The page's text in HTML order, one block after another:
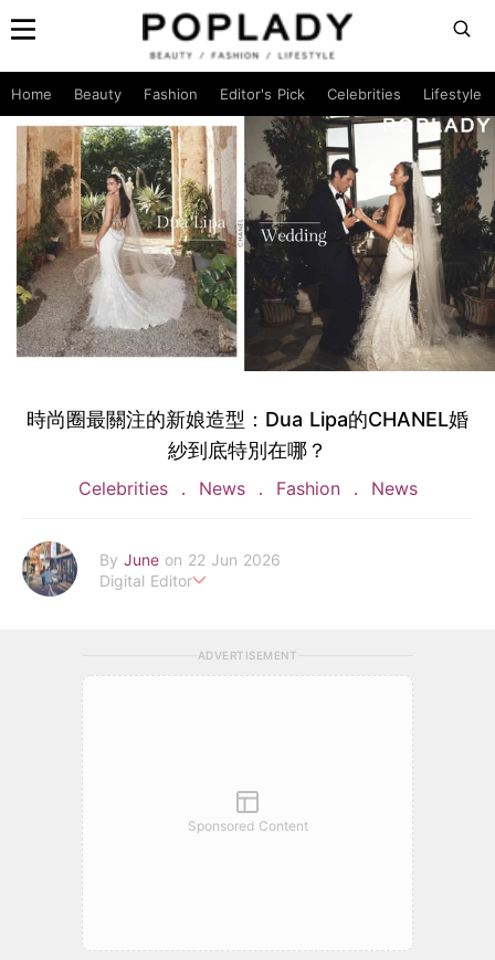
Home Beauty Fashion Editor's Pick Celebrities Lifestyle
時尚圈最關注的新娘造型：Dua Lipa的CHANEL婚
紗到底特別在哪？
Celebrities News Fashion News
By June on 22 Jun 2026
Digital Editor
june.huang@poplady-mag.comADVERTISEMENT
Sponsored Content